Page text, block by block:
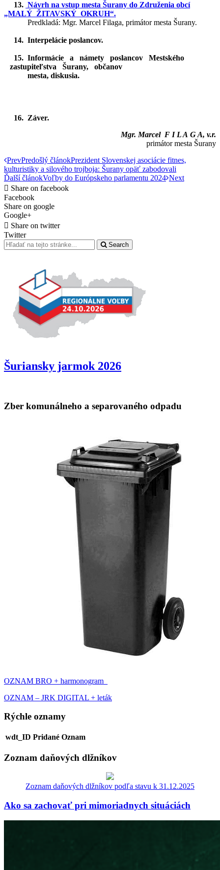
13. Návrh na vstup mesta Šurany do Združenia obcí
„MALÝ ŽITAVSKÝ OKRUH“.
Predkladá: Mgr. Marcel Filaga, primátor mesta Šurany.
14. Interpelácie poslancov.
15. Informácie a námety poslancov Mestského
zastupiteľstva Šurany, občanov
mesta, diskusia.
16. Záver.
Mgr. Marcel F I L A G A, v.r.
primátor mesta Šurany
PrevPredošlý článokPrezident Slovenskej asociácie fitnes,
kulturistiky a silového trojboja: Šurany opäť zabodovali
Ďalší článokVoľby do Európskeho parlamentu 2024 Next
Share on facebook
Facebook
Share on google
Google+
Share on twitter
Twitter
Search
Šuriansky jarmok 2026
Zber komunálneho a separovaného odpadu
OZNAM BRO + harmonogram
OZNAM – JRK DIGITAL + leták
Rýchle oznamy
wdt_ID Pridané Oznam
Zoznam daňových dlžníkov
Zoznam daňových dlžníkov podľa stavu k 31.12.2025
Ako sa zachovať pri mimoriadnych situáciách